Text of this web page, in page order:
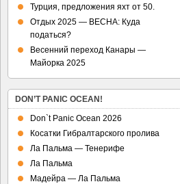
Турция, предложения яхт от 50.
Отдых 2025 — ВЕСНА: Куда
податься?
Весенний переход Канары —
Майорка 2025
DON’T PANIC OCEAN!
Don`t Panic Ocean 2026
Косатки Гибралтарского пролива
Ла Пальма — Тенерифе
Ла Пальма
Мадейра — Ла Пальма